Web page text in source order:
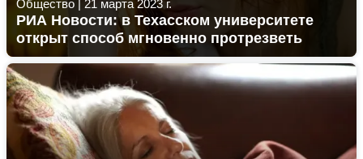
Общество | 21 марта 2023 г.
РИА Новости: в Техасском университете
открыт способ мгновенно протрезветь